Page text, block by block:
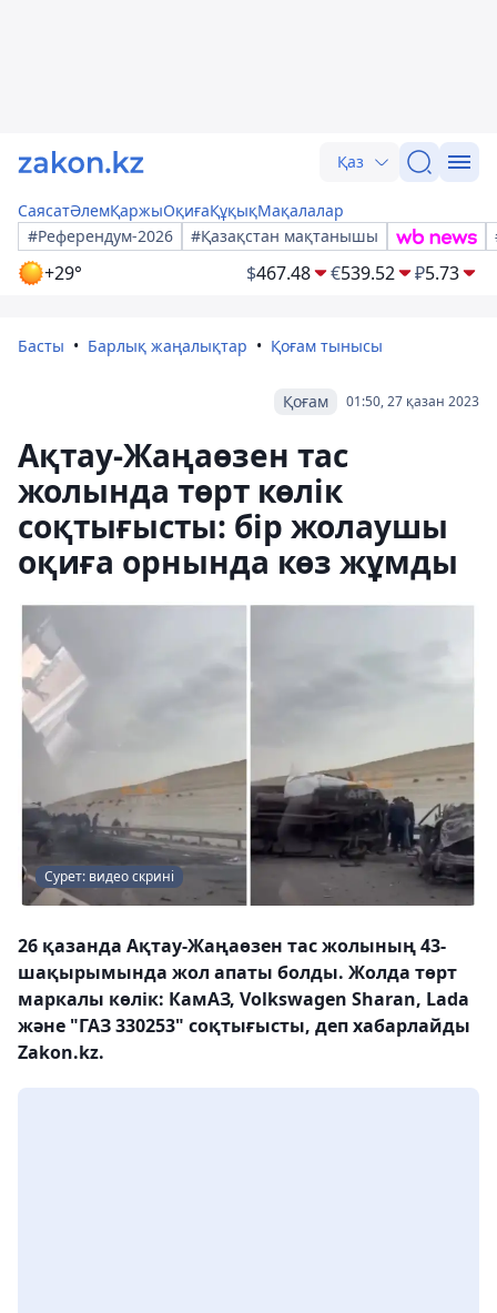
Қаз
СаясатӘлемҚаржыОқиғаҚұқықМақалалар
#Референдум-2026
#Қазақстан мақтанышы
+29° $467.48 €539.52 ₽5.73
Басты Барлық жаңалықтар Қоғам тынысы
01:50, 27 қазан 2023
Қоғам
Ақтау-Жаңаөзен тас
жолында төрт көлік
соқтығысты: бір жолаушы
оқиға орнында көз жұмды
Сурет: видео скрині
26 қазанда Ақтау-Жаңаөзен тас жолының 43-
шақырымында жол апаты болды. Жолда төрт
маркалы көлік: КамАЗ, Volkswagen Sharan, Lada
және "ГАЗ 330253" соқтығысты, деп хабарлайды
Zakon.kz.